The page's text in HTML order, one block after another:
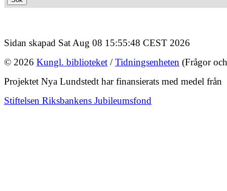
Sidan skapad Sat Aug 08 15:55:48 CEST 2026
© 2026 Kungl. biblioteket /Tidningsenheten (Frågor
Projektet Nya Lundstedt har finansierats med medel från
Stiftelsen Riksbankens Jubileumsfond